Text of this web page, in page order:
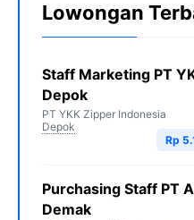
Lowongan
Staff Marketing PT
Depok
PT YKK Zipper Indonesia
Depok
Rp
Purchasing Staff PT
Demak